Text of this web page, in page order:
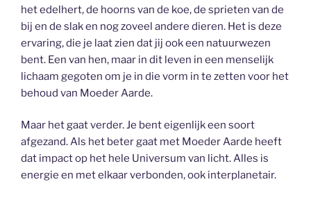
het edelhert, de hoorns van de koe, de sprieten van de
bij en de slak en nog zoveel andere dieren. Het is deze
ervaring, die je laat zien dat jij ook een natuurwezen
bent. Een van hen, maar in dit leven in een menselijk
lichaam gegoten om je in die vorm in te zetten voor het
behoud van Moeder Aarde.
Maar het gaat verder. Je bent eigenlijk een soort
afgezand. Als het beter gaat met Moeder Aarde heeft
dat impact op het hele Universum van licht. Alles is
energie en met elkaar verbonden, ook interplanetair.